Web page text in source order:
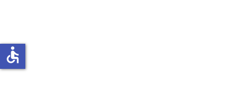
accessible